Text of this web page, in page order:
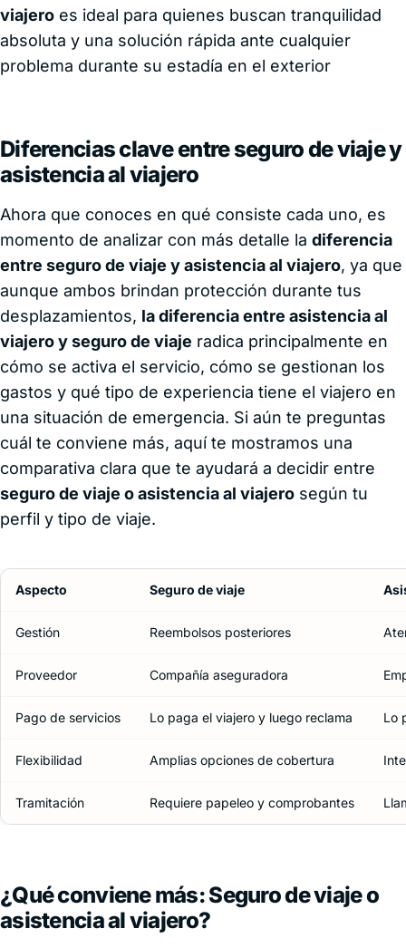
viajero es ideal para quienes buscan tranquilidad
absoluta y una solución rápida ante cualquier
problema durante su estadía en el exterior
Diferencias clave entre seguro de viaje y
asistencia al viajero
Ahora que conoces en qué consiste cada uno, es
momento de analizar con más detalle la diferencia
entre seguro de viaje y asistencia al viajero, ya que
aunque ambos brindan protección durante tus
desplazamientos, la diferencia entre asistencia al
viajero y seguro de viaje radica principalmente en
cómo se activa el servicio, cómo se gestionan los
gastos y qué tipo de experiencia tiene el viajero en
una situación de emergencia. Si aún te preguntas
cuál te conviene más, aquí te mostramos una
comparativa clara que te ayudará a decidir entre
seguro de viaje o asistencia al viajero según tu
perfil y tipo de viaje.
Aspecto Seguro de viaje
Gestión Reembolsos posteriores
Proveedor Compañía aseguradora
Pago de servicios Lo paga el viajero y luego reclama Lo
Flexibilidad Amplias opciones de cobertura
Tramitación Requiere papeleo y comprobantes
¿Qué conviene más: Seguro de viaje o
asistencia al viajero?